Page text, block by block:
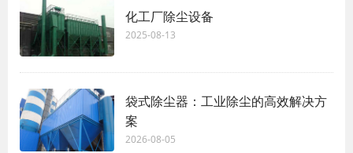
化工厂除尘设备
2025-08-13
袋式除尘器：工业除尘的高效解决方
案
2026-08-05